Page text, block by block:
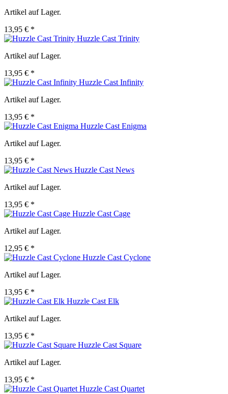
Artikel auf Lager.
13,95 € *
Huzzle Cast Trinity
Artikel auf Lager.
13,95 € *
Huzzle Cast Infinity
Artikel auf Lager.
13,95 € *
Huzzle Cast Enigma
Artikel auf Lager.
13,95 € *
Huzzle Cast News
Artikel auf Lager.
13,95 € *
Huzzle Cast Cage
Artikel auf Lager.
12,95 € *
Huzzle Cast Cyclone
Artikel auf Lager.
13,95 € *
Huzzle Cast Elk
Artikel auf Lager.
13,95 € *
Huzzle Cast Square
Artikel auf Lager.
13,95 € *
Huzzle Cast Quartet